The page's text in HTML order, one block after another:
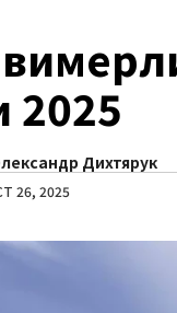
2025
Дихтярук
26, 2025